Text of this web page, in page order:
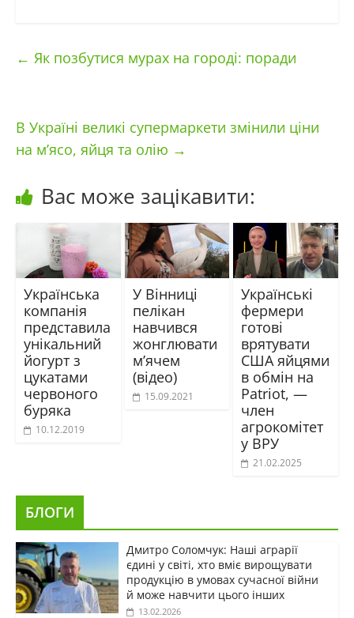
← Як позбутися мурах на городі: поради
В Україні великі супермаркети змінили ціни
на м’ясо, яйця та олію →
Вас може зацікавити:
Українська
компанія
представила
унікальний
йогурт з
цукатами
червоного
буряка
10.12.2019
У Вінниці
пелікан
навчився
жонглювати
м’ячем
(відео)
15.09.2021
Українські
фермери
готові
врятувати
США яйцями
в обмін на
Patriot, —
член
агрокомітет
у ВРУ
21.02.2025
БЛОГИ
Дмитро Соломчук: Наші аграрії
єдині у світі, хто вміє вирощувати
продукцію в умовах сучасної війни
й може навчити цього інших
13.02.2026